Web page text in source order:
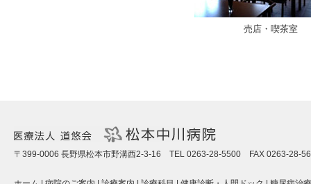
売店・喫茶室
〒399-0006 長野県松本市野溝西2-3-16 TEL 0263-28-5500 FAX 0263-28-